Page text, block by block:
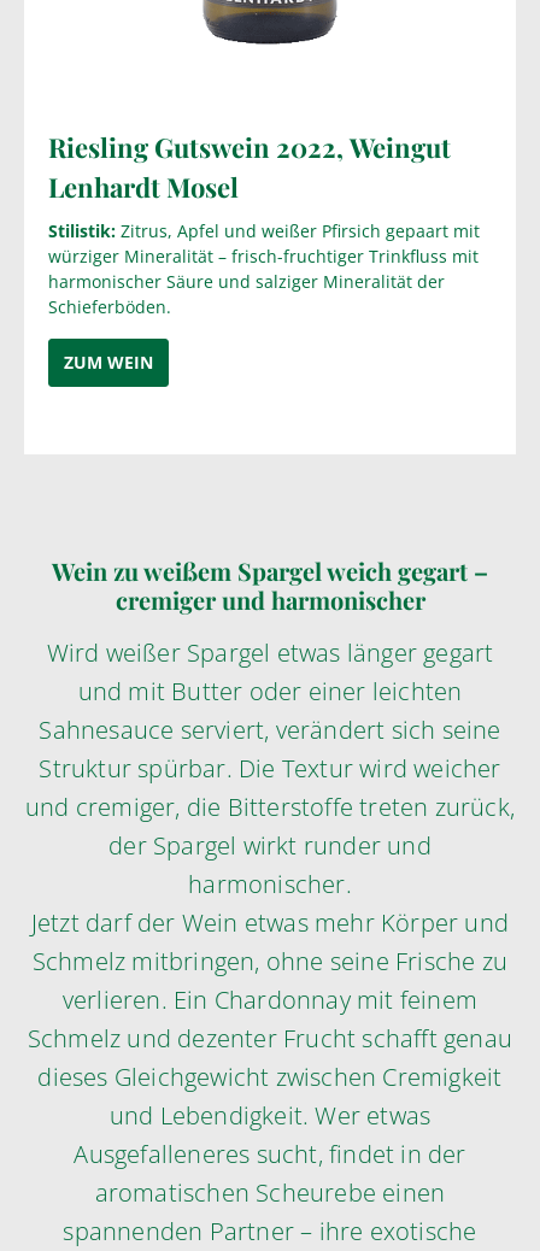
Riesling Gutswein 2022,Weingut
Lenhardt Mosel
Stilistik: Zitrus, Apfel und weißer Pfirsich gepaart mit
würziger Mineralität – frisch-fruchtiger Trinkfluss mit
harmonischer Säure und salziger Mineralität der
Schieferböden.
ZUM WEIN
Wein zu weißem Spargel weich gegart –
cremiger und harmonischer
Wird weißer Spargel etwas länger gegart
und mit Butter oder einer leichten
Sahnesauce serviert, verändert sich seine
Struktur spürbar. Die Textur wird weicher
und cremiger, die Bitterstoffe treten zurück,
der Spargel wirkt runder und
harmonischer.
Jetzt darf der Wein etwas mehr Körper und
Schmelz mitbringen, ohne seine Frische zu
verlieren. Ein Chardonnay mit feinem
Schmelz und dezenter Frucht schafft genau
dieses Gleichgewicht zwischen Cremigkeit
und Lebendigkeit. Wer etwas
Ausgefalleneres sucht, findet in der
aromatischen Scheurebe einen
spannenden Partner – ihre exotische